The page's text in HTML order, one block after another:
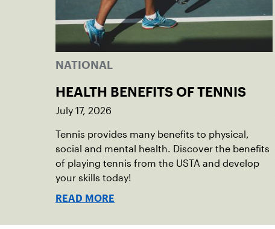
NATIONAL
HEALTH BENEFITS OF TENNIS
July 17, 2026
Tennis provides many benefits to physical,
social and mental health. Discover the benefits
of playing tennis from the USTA and develop
your skills today!
READ MORE